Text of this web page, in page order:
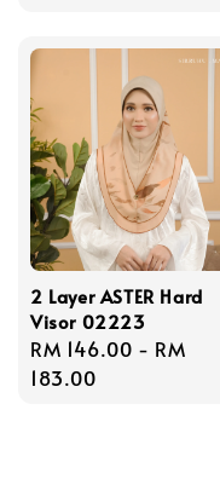
2 Layer ASTER Hard
Visor 02223
Regular
price
RM 146.00 - RM
183.00